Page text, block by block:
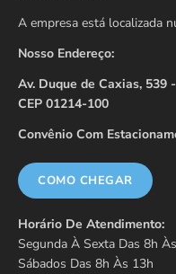
A empresa está localizada
Nosso Endereço:
Av. Duque de Caxias, 539
CEP 01214-100
Convênio Com
COMO CHEGAR
Horário De Atendimento:
Segunda À Sexta Das 8h
Sábados Das 8h Às 13h